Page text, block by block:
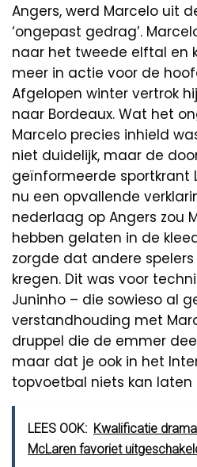
Angers, werd Marcelo uit
‘ongepast gedrag’.
naar het tweede elftal en
meer in actie voor de
Afgelopen winter vertrok
naar Bordeaux. Wat het
Marcelo precies inhield
niet duidelijk, maar de
geïnformeerde sportkrant
nu een opvallende
nederlaag op Angers zou
hebben gelaten in de
zorgde dat andere
kregen. Dit was voor
Juninho – die sowieso al
verstandhouding met
druppel die de emmer
maar dat je ook in het
topvoetbal niets kan laten
LEES OOK: Kwalificatie
McLaren favoriet